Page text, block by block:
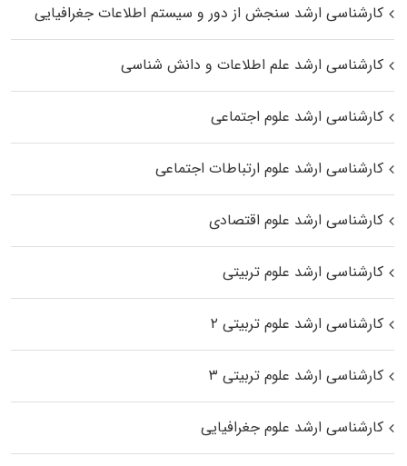
کارشناسی ارشد سنجش از دور و سیستم اطلاعات جغرافیایی
کارشناسی ارشد علم اطلاعات و دانش شناسی
کارشناسی ارشد علوم اجتماعی
کارشناسی ارشد علوم ارتباطات اجتماعی
کارشناسی ارشد علوم اقتصادی
کارشناسی ارشد علوم تربیتی
کارشناسی ارشد علوم تربیتی ۲
کارشناسی ارشد علوم تربیتی ۳
کارشناسی ارشد علوم جغرافیایی